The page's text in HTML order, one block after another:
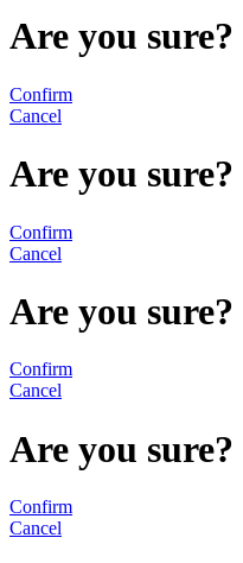
Are you sure?
Confirm
Cancel
Are you sure?
Confirm
Cancel
Are you sure?
Confirm
Cancel
Are you sure?
Confirm
Cancel